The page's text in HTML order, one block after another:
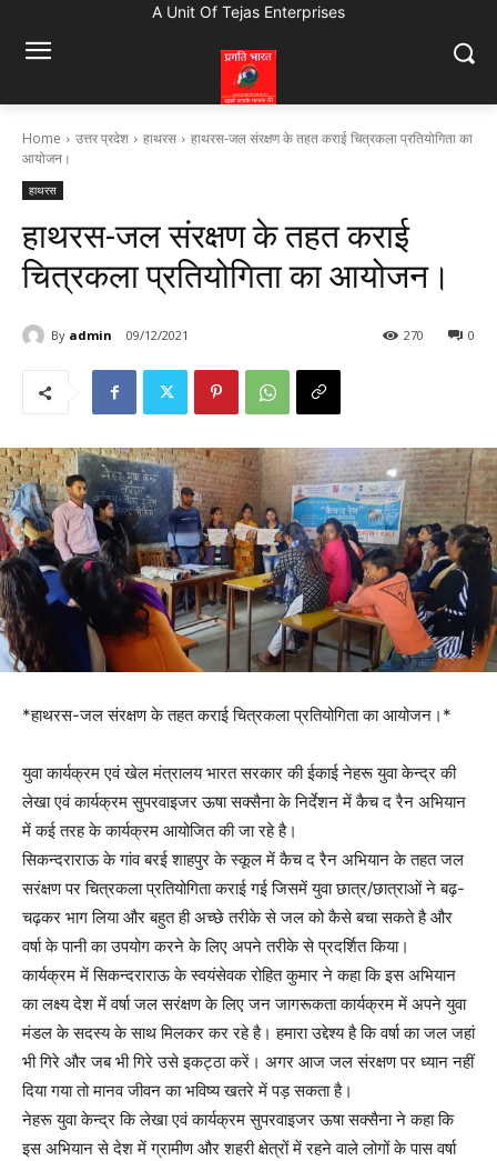
A Unit Of Tejas Enterprises
Home उत्तर प्रदेश हाथरस
हाथरस-जल संरक्षण के तहत कराई चित्रकला प्रतियोगिता का
आयोजन।
हाथरस
हाथरस-जल संरक्षण के तहत कराई
चित्रकला प्रतियोगिता का आयोजन।
By admin 09/12/2021 0
270
*हाथरस-जल संरक्षण के तहत कराई चित्रकला प्रतियोगिता का आयोजन।*
युवा कार्यक्रम एवं खेल मंत्रालय भारत सरकार की ईकाई नेहरू युवा केन्द्र की
लेखा एवं कार्यक्रम सुपरवाइजर ऊषा सक्सैना के निर्देशन में कैच द रैन अभियान
में कई तरह के कार्यक्रम आयोजित की जा रहे है।
सिकन्दराराऊ के गांव बरई शाहपुर के स्कूल में कैच द रैन अभियान के तहत जल
सरंक्षण पर चित्रकला प्रतियोगिता कराई गई जिसमें युवा छात्र/छात्राओं ने बढ़-
चढ़कर भाग लिया और बहुत ही अच्छे तरीके से जल को कैसे बचा सकते है और
वर्षा के पानी का उपयोग करने के लिए अपने तरीके से प्रदर्शित किया।
कार्यक्रम में सिकन्दराराऊ के स्वयंसेवक रोहित कुमार ने कहा कि इस अभियान
का लक्ष्य देश में वर्षा जल सरंक्षण के लिए जन जागरूकता कार्यक्रम में अपने युवा
मंडल के सदस्य के साथ मिलकर कर रहे है। हमारा उद्देश्य है कि वर्षा का जल जहां
भी गिरे और जब भी गिरे उसे इकट्ठा करें। अगर आज जल संरक्षण पर ध्यान नहीं
दिया गया तो मानव जीवन का भविष्य खतरे में पड़ सकता है।
नेहरू युवा केन्द्र कि लेखा एवं कार्यक्रम सुपरवाइजर ऊषा सक्सैना ने कहा कि
इस अभियान से देश में ग्रामीण और शहरी क्षेत्रों में रहने वाले लोगों के पास वर्षा